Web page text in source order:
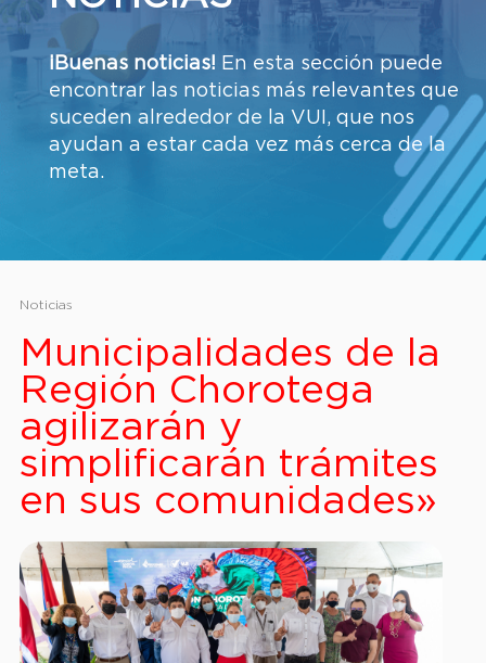
¡Buenas noticias! En esta sección puede
encontrar las noticias más relevantes que
suceden alrededor de la VUI, que nos
ayudan a estar cada vez más cerca de la
meta.
Noticias
Municipalidades de la
Región Chorotega
agilizarán y
simplificarán trámites
en sus comunidades»